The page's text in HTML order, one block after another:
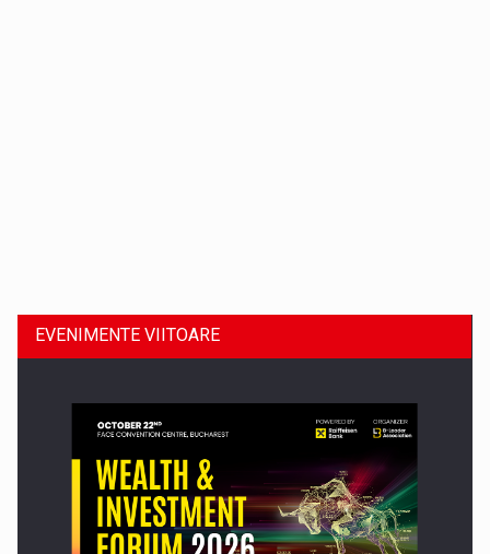
Comunicat de presa: Joburile part-time reincep sa intre pe…
EVENIMENTE VIITOARE